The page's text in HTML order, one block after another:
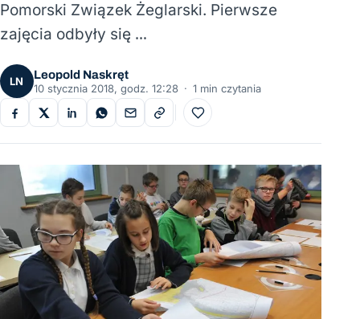
Pomorski Związek Żeglarski. Pierwsze
zajęcia odbyły się …
LN
Leopold Naskręt
10 stycznia 2018, godz. 12:28 · 1 min czytania
Do ulubionych